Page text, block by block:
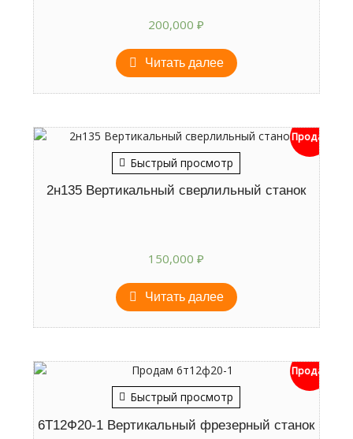
200,000₽
Читать далее
Быстрый просмотр
Продан
2н135 Вертикальный сверлильный станок
150,000₽
Читать далее
Быстрый просмотр
Продан
6Т12Ф20-1 Вертикальный фрезерный станок